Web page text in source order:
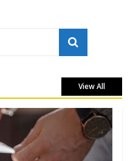
View All